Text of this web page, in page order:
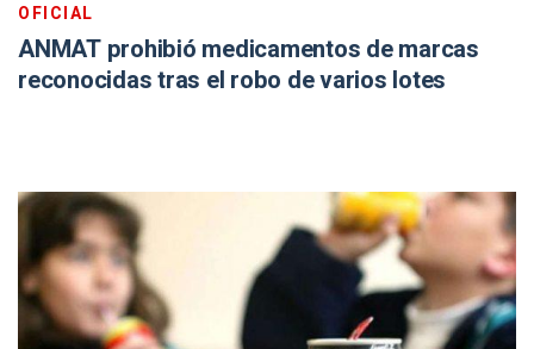
OFICIAL
ANMAT prohibió medicamentos de marcas
reconocidas tras el robo de varios lotes